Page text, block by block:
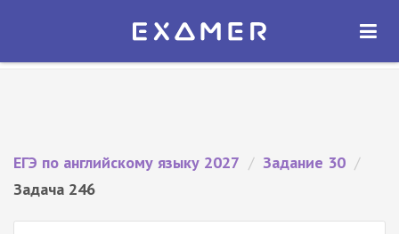
Экзамер — ЕГЭ 2027
ОТКРЫТЬ
ЕГЭ по английскому языку 2027 / Задание 30 /
Задача 246